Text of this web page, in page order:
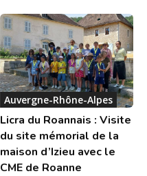
Auvergne-Rhône-Alpes
Licra du Roannais : Visite
du site mémorial de la
maison d’Izieu avec le
CME de Roanne